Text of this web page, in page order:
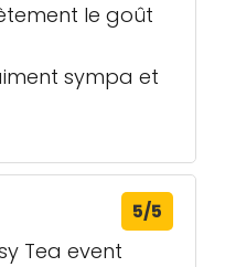
le goût
sympa et
5/5
Tea event